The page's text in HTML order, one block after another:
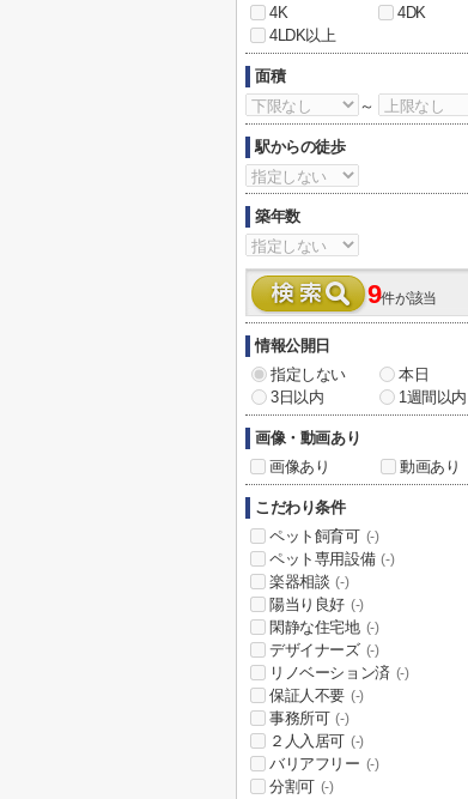
4K
4DK
4LDK以上
面積
～
駅からの徒歩
築年数
9件が該当
情報公開日
指定しない
本日
3日以内
1週間以内
画像・動画あり
画像あり
動画あり
こだわり条件
ペット飼育可 (-)
ペット専用設備 (-)
楽器相談 (-)
陽当り良好 (-)
閑静な住宅地 (-)
デザイナーズ (-)
リノベーション済 (-)
保証人不要 (-)
事務所可 (-)
２人入居可 (-)
バリアフリー (-)
分割可 (-)